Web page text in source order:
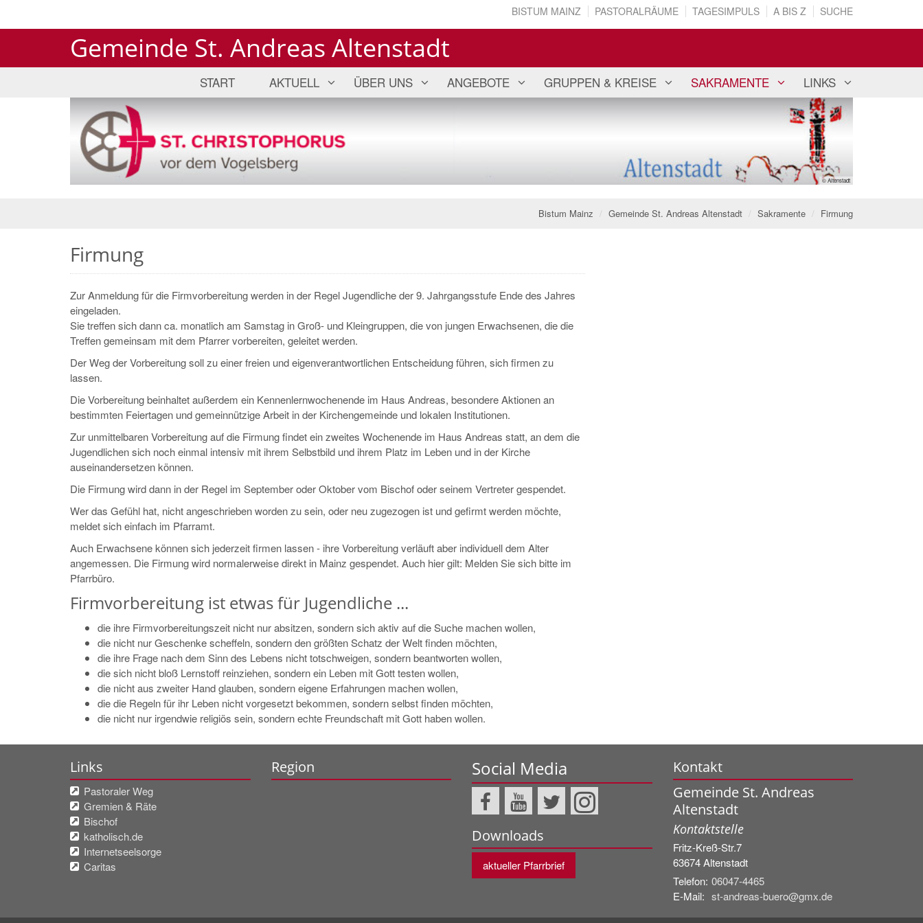
BISTUM MAINZ PASTORALRÄUME TAGESIMPULS A BIS Z SUCHE
Gemeinde St. Andreas Altenstadt
START AKTUELL ÜBER UNS ANGEBOTE GRUPPEN & KREISE SAKRAMENTE LINKS
© Altenstadt
Bistum Mainz Gemeinde St. Andreas Altenstadt Sakramente Firmung
Firmung
Zur Anmeldung für die Firmvorbereitung werden in der Regel Jugendliche der 9. Jahrgangsstufe Ende des Jahres
eingeladen.
Sie treffen sich dann ca. monatlich am Samstag in Groß- und Kleingruppen, die von jungen Erwachsenen, die die
Treffen gemeinsam mit dem Pfarrer vorbereiten, geleitet werden.
Der Weg der Vorbereitung soll zu einer freien und eigenverantwortlichen Entscheidung führen, sich firmen zu
lassen.
Die Vorbereitung beinhaltet außerdem ein Kennenlernwochenende im Haus Andreas, besondere Aktionen an
bestimmten Feiertagen und gemeinnützige Arbeit in der Kirchengemeinde und lokalen Institutionen.
Zur unmittelbaren Vorbereitung auf die Firmung findet ein zweites Wochenende im Haus Andreas statt, an dem die
Jugendlichen sich noch einmal intensiv mit ihrem Selbstbild und ihrem Platz im Leben und in der Kirche
auseinandersetzen können.
Die Firmung wird dann in der Regel im September oder Oktober vom Bischof oder seinem Vertreter gespendet.
Wer das Gefühl hat, nicht angeschrieben worden zu sein, oder neu zugezogen ist und gefirmt werden möchte,
meldet sich einfach im Pfarramt.
Auch Erwachsene können sich jederzeit firmen lassen - ihre Vorbereitung verläuft aber individuell dem Alter
angemessen. Die Firmung wird normalerweise direkt in Mainz gespendet. Auch hier gilt: Melden Sie sich bitte im
Pfarrbüro.
Firmvorbereitung ist etwas für Jugendliche ...
die ihre Firmvorbereitungszeit nicht nur absitzen, sondern sich aktiv auf die Suche machen wollen,
die nicht nur Geschenke scheffeln, sondern den größten Schatz der Welt finden möchten,
die ihre Frage nach dem Sinn des Lebens nicht totschweigen, sondern beantworten wollen,
die sich nicht bloß Lernstoff reinziehen, sondern ein Leben mit Gott testen wollen,
die nicht aus zweiter Hand glauben, sondern eigene Erfahrungen machen wollen,
die die Regeln für ihr Leben nicht vorgesetzt bekommen, sondern selbst finden möchten,
die nicht nur irgendwie religiös sein, sondern echte Freundschaft mit Gott haben wollen.
Links
Pastoraler Weg
Gremien & Räte
Bischof
katholisch.de
Internetseelsorge
Caritas
Region Social Media
Downloads
aktueller Pfarrbrief
Kontakt
Gemeinde St. Andreas
Altenstadt
Kontaktstelle
Fritz-Kreß-Str.7
63674Altenstadt
Telefon: 06047-4465
E-Mail: st-andreas-buero@gmx.de